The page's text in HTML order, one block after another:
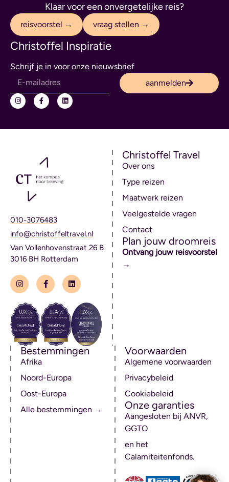
Klaar voor een onvergetelijke reis?
reisvoorstel → vraag stellen →
Christoffel Inspiratie
Schrijf je in voor onze nieuwsbrief
aanmelden
010-3076483
info@christoffeltravel.nl
Van Vollenhovenstraat 26 B
3016 BH Rotterdam
Christoffel Travel
Over ons
Type reizen
Maatwerk reizen
Veelgestelde vragen
Contact
Plan jouw droomreis
Ontvang jouw reisvoorstel
→
Bestemmingen
Afrika
Noord-Europa
Oost-Europa
Alle bestemmingen →
Voorwaarden
Algemene voorwaarden
Privacybeleid
Cookiebeleid
Onze garanties
Aangesloten bij ANVR,
GGTO
en het
Calamiteitenfonds.